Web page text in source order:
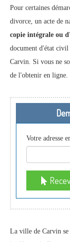
Pour certaines
divorce, un acte de
copie intégrale ou
document d'état civil
Carvin. Si vous ne
de l'obtenir en ligne.
Votre adresse
La ville de Carvin se